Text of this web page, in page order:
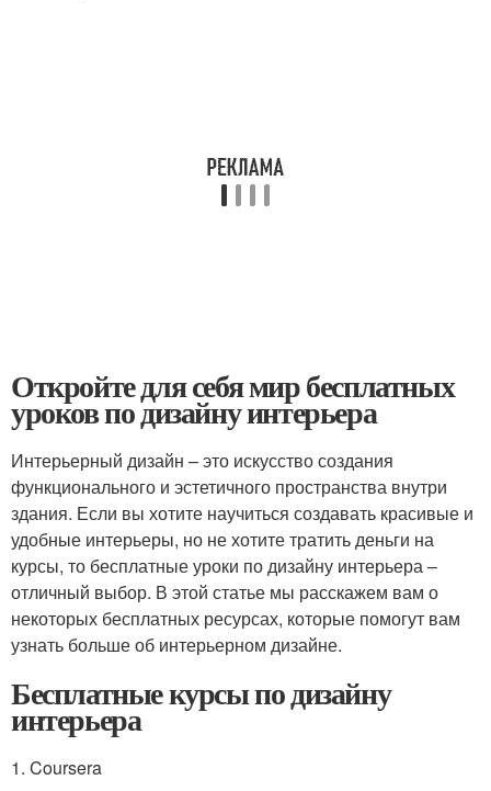
Откройте для себя мир бесплатных
уроков по дизайну интерьера
Интерьерный дизайн – это искусство создания
функционального и эстетичного пространства внутри
здания. Если вы хотите научиться создавать красивые и
удобные интерьеры, но не хотите тратить деньги на
курсы, то бесплатные уроки по дизайну интерьера –
отличный выбор. В этой статье мы расскажем вам о
некоторых бесплатных ресурсах, которые помогут вам
узнать больше об интерьерном дизайне.
Бесплатные курсы по дизайну
интерьера
1. Coursera